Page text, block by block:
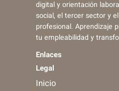
digital y orientación
social, el tercer sector y
profesional. Aprendizaje
tu empleabilidad y
Enlaces
Legal
Inicio